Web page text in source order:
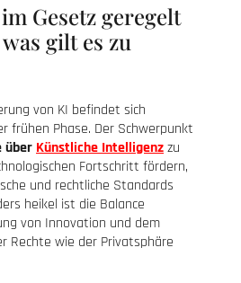
Gesetz geregelt
gilt es zu
von KI befindet sich
frühen Phase. Der Schwerpunkt
über Künstliche Intelligenzzu
Fortschritt fördern,
und rechtliche Standards
heikel ist die Balance
von Innovation und dem
Rechte wie der Privatsphäre